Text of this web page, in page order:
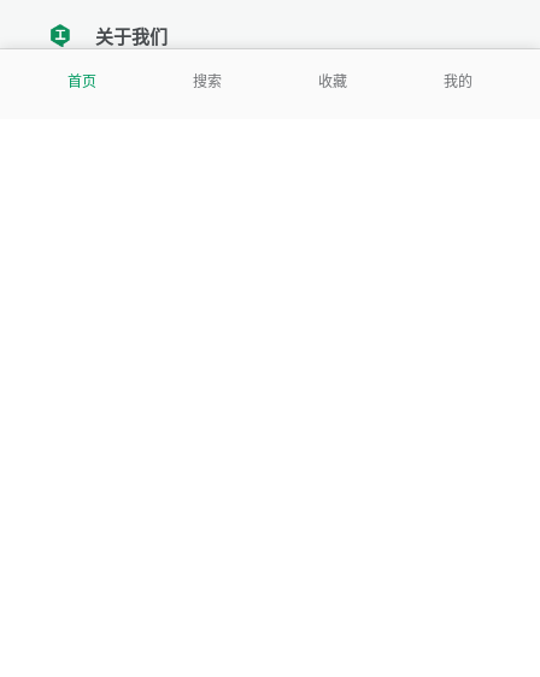
首页 搜索 收藏 我的
tencent关于我们
我们努力把每一个工具做成批量处理的产品